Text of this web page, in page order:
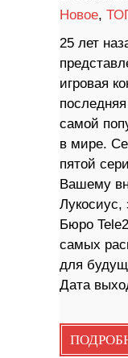
Новое,
25 лет
игровая
самой
в мире.
пятой
Вашему
Лукосиус,
Бюро
самых
для
Дата